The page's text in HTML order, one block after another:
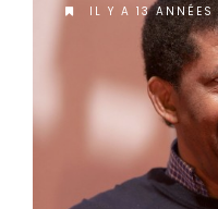
IL Y A 13 ANNÉES